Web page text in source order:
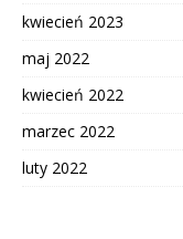
kwiecień 2023
maj 2022
kwiecień 2022
marzec 2022
luty 2022